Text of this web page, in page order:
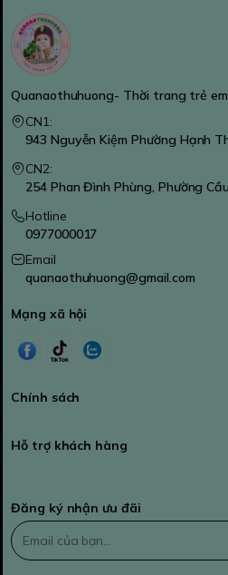
Quanaothuhuong- Thời trang trẻ em
CN1:
943 Nguyễn Kiệm Phường Hạnh
CN2:
254 Phan Đình Phùng, Phường
Hotline
0977000017
Email
quanaothuhuong@gmail.com
Mạng xã hội
Chính sách
Hỗ trợ khách hàng
Đăng ký nhận ưu đãi